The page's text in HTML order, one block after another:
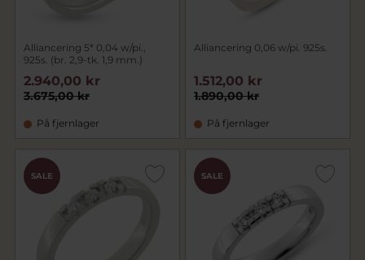
Alliancering 5* 0,04 w/pi.,
925s. (br. 2,9-tk. 1,9 mm.)
3.675,00 kr
2.940,00 kr
På fjernlager
Alliancering 0,06 w/pi. 925s.
1.890,00 kr
1.512,00 kr
På fjernlager
SALE SALE